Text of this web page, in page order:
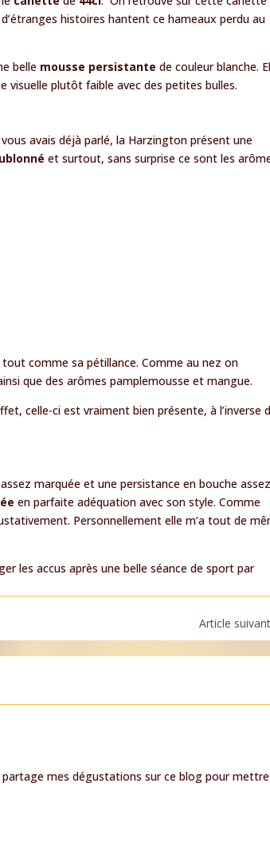
histoires hantent ce hameaux perdu au
belle mousse persistante de couleur blanche.
visuelle plutôt faible avec des petites bulles.
avais déjà parlé, la Harzington présent une
et surtout, sans surprise ce sont les
comme sa pétillance. Comme au nez on
que des arômes pamplemousse et mangue.
celle-ci est vraiment bien présente, à l’inverse
marquée et une persistance en bouche
en parfaite adéquation avec son style. Comme
Personnellement elle m’a tout de
les accus après une belle séance de sport par
Article
mes dégustations sur ce blog pour mettre